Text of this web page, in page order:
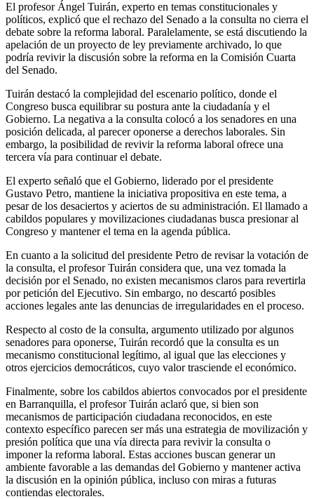
El profesor Ángel Tuirán, experto en temas constitucionales y
políticos, explicó que el rechazo del Senado a la consulta no cierra el
debate sobre la reforma laboral. Paralelamente, se está discutiendo la
apelación de un proyecto de ley previamente archivado, lo que
podría revivir la discusión sobre la reforma en la Comisión Cuarta
del Senado.
Tuirán destacó la complejidad del escenario político, donde el
Congreso busca equilibrar su postura ante la ciudadanía y el
Gobierno. La negativa a la consulta colocó a los senadores en una
posición delicada, al parecer oponerse a derechos laborales. Sin
embargo, la posibilidad de revivir la reforma laboral ofrece una
tercera vía para continuar el debate.
El experto señaló que el Gobierno, liderado por el presidente
Gustavo Petro, mantiene la iniciativa propositiva en este tema, a
pesar de los desaciertos y aciertos de su administración. El llamado a
cabildos populares y movilizaciones ciudadanas busca presionar al
Congreso y mantener el tema en la agenda pública.
En cuanto a la solicitud del presidente Petro de revisar la votación de
la consulta, el profesor Tuirán considera que, una vez tomada la
decisión por el Senado, no existen mecanismos claros para revertirla
por petición del Ejecutivo. Sin embargo, no descartó posibles
acciones legales ante las denuncias de irregularidades en el proceso.
Respecto al costo de la consulta, argumento utilizado por algunos
senadores para oponerse, Tuirán recordó que la consulta es un
mecanismo constitucional legítimo, al igual que las elecciones y
otros ejercicios democráticos, cuyo valor trasciende el económico.
Finalmente, sobre los cabildos abiertos convocados por el presidente
en Barranquilla, el profesor Tuirán aclaró que, si bien son
mecanismos de participación ciudadana reconocidos, en este
contexto específico parecen ser más una estrategia de movilización y
presión política que una vía directa para revivir la consulta o
imponer la reforma laboral. Estas acciones buscan generar un
ambiente favorable a las demandas del Gobierno y mantener activa
la discusión en la opinión pública, incluso con miras a futuras
contiendas electorales.